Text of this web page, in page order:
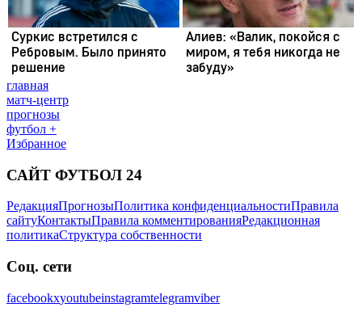
главная
матч-центр
прогнозы
футбол +
Избранное
САЙТ ФУТБОЛ 24
РедакцияПрогнозыПолитика конфиденциальностиПравила
сайтуКонтактыПравила комментированияРедакционная
политикаСтруктура собственности
Соц. сети
facebookxyoutubeinstagramtelegramviber